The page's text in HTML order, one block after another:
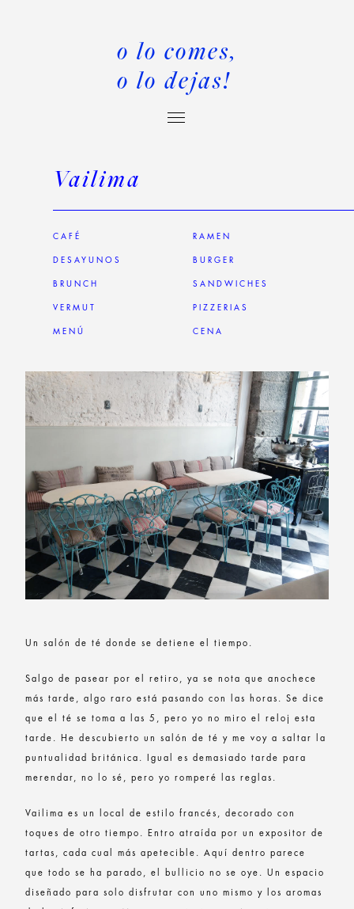
o lo comes,
o lo dejas!
Vailima
CAFÉ
DESAYUNOS
BRUNCH
VERMUT
MENÚ
RAMEN
BURGER
SANDWICHES
PIZZERIAS
CENA
Un salón de té donde se detiene el tiempo.
Salgo de pasear por el retiro, ya se nota que anochece
más tarde, algo raro está pasando con las horas. Se dice
que el té se toma a las 5, pero yo no miro el reloj esta
tarde. He descubierto un salón de té y me voy a saltar la
puntualidad británica. Igual es demasiado tarde para
merendar, no lo sé, pero yo romperé las reglas.
Vailima es un local de estilo francés, decorado con
toques de otro tiempo. Entro atraída por un expositor de
tartas, cada cual más apetecible. Aquí dentro parece
que todo se ha parado, el bullicio no se oye. Un espacio
diseñado para solo disfrutar con uno mismo y los aromas